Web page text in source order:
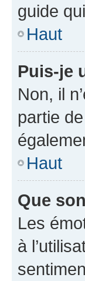
guide
Haut
Puis-je
Non, il
partie
Haut
Que
Les
à